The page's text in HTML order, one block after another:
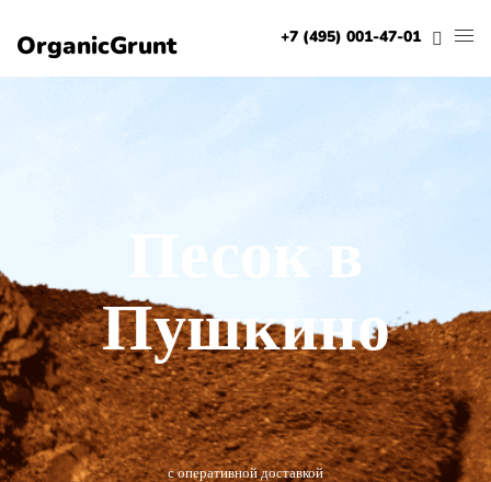
OrganicGrunt +7 (495) 001-47-01
Песок в
Пушкино
с оперативной доставкой